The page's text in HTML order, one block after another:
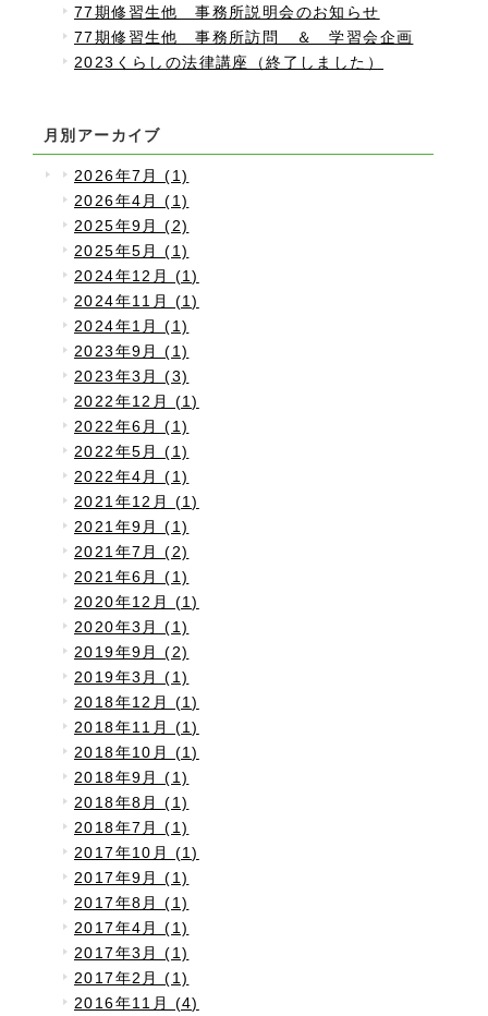
77期修習生他 事務所説明会のお知らせ
77期修習生他 事務所訪問 ＆ 学習会企画
2023くらしの法律講座（終了しました）
月別アーカイブ
2026年7月 (1)
2026年4月 (1)
2025年9月 (2)
2025年5月 (1)
2024年12月 (1)
2024年11月 (1)
2024年1月 (1)
2023年9月 (1)
2023年3月 (3)
2022年12月 (1)
2022年6月 (1)
2022年5月 (1)
2022年4月 (1)
2021年12月 (1)
2021年9月 (1)
2021年7月 (2)
2021年6月 (1)
2020年12月 (1)
2020年3月 (1)
2019年9月 (2)
2019年3月 (1)
2018年12月 (1)
2018年11月 (1)
2018年10月 (1)
2018年9月 (1)
2018年8月 (1)
2018年7月 (1)
2017年10月 (1)
2017年9月 (1)
2017年8月 (1)
2017年4月 (1)
2017年3月 (1)
2017年2月 (1)
2016年11月 (4)